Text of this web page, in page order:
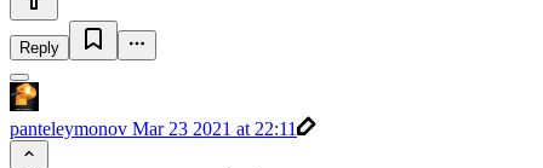
Reply
panteleymonov Mar 23 2021 at 22:11